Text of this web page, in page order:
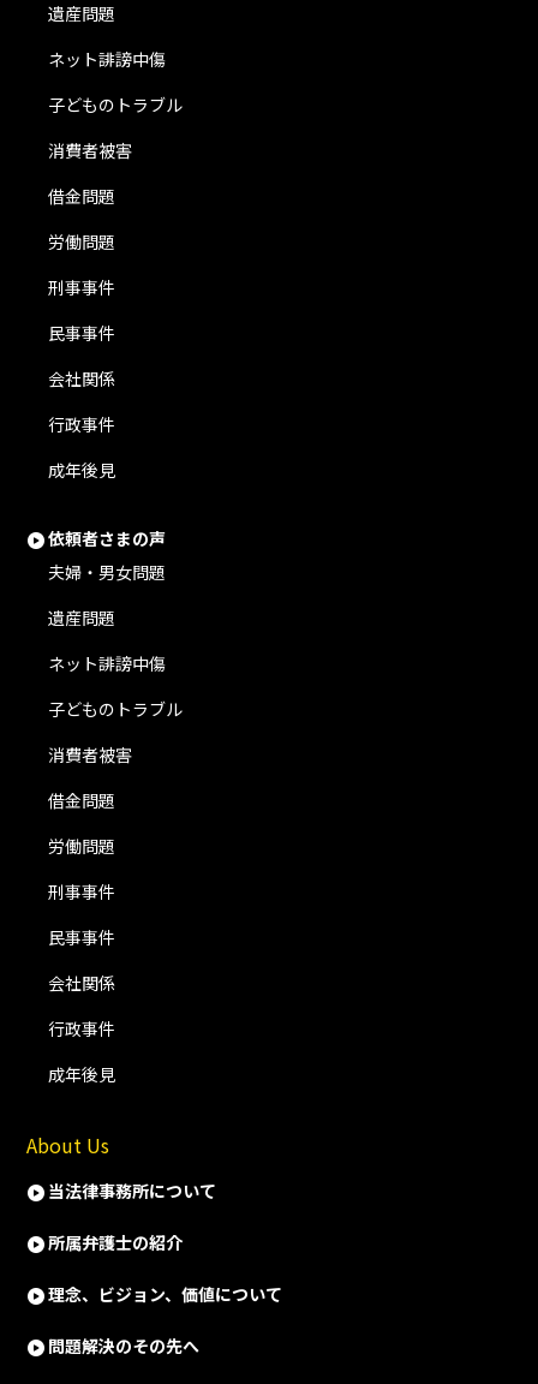
遺産問題
ネット誹謗中傷
子どものトラブル
消費者被害
借金問題
労働問題
刑事事件
民事事件
会社関係
行政事件
成年後見
依頼者さまの声
夫婦・男女問題
遺産問題
ネット誹謗中傷
子どものトラブル
消費者被害
借金問題
労働問題
刑事事件
民事事件
会社関係
行政事件
成年後見
About Us
当法律事務所について
所属弁護士の紹介
理念、ビジョン、価値について
問題解決のその先へ